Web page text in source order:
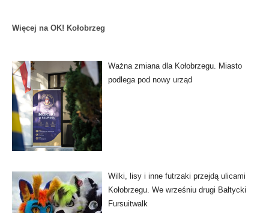
Więcej na OK! Kołobrzeg
Ważna zmiana dla Kołobrzegu. Miasto
podlega pod nowy urząd
Wilki, lisy i inne futrzaki przejdą ulicami
Kołobrzegu. We wrześniu drugi Bałtycki
Fursuitwalk